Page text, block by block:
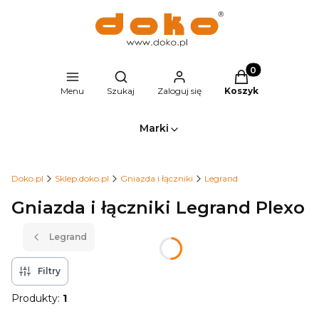
Menu
Otwórz wyszukiwarkę
Szukaj Zaloguj się
Produkty w
Koszyk
Marki
Doko.pl Sklep.doko.pl Gniazda i łączniki Legrand
Gniazda i łączniki Legrand Plexo
Legrand
Filtry
Produkty: 1